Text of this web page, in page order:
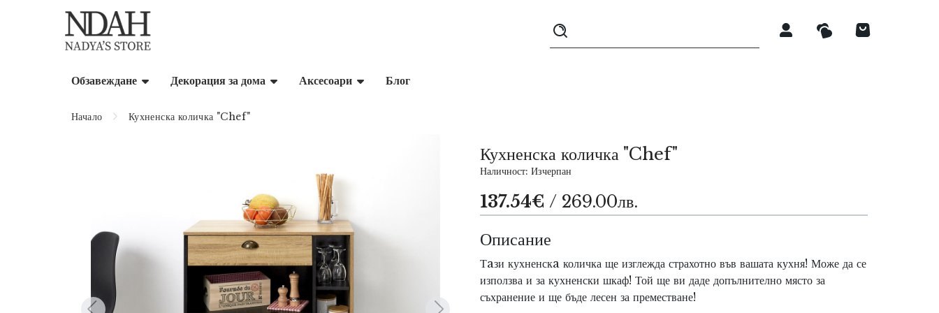
Обзавеждане Декорация за дома Аксесоари Блог
Начало Кухненска количка "Chef"
Кухненска количка "Chef"
Наличност: Изчерпан
137.54€ / 269.00лв.
Описание
Тaзи кухненскa количка ще изглежда страхотно във вашата кухня! Може да се
използва и за кухненски шкаф! Той ще ви даде допълнително място за
съхранение и ще бъде лесен за преместване!